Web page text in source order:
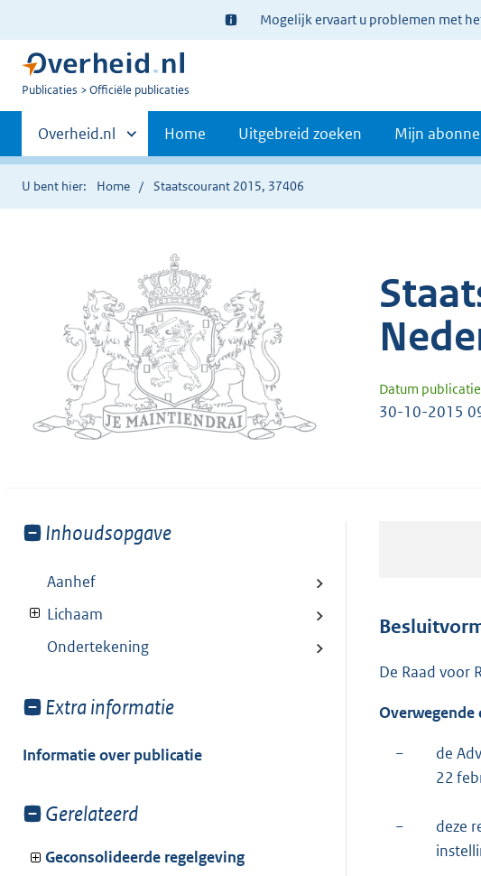
Ter
informatie:
Mogelijk ervaart u problemen met
U
Publicaties Officiële publicaties
Primaire
navigatie
Andere
sites
binnen
Overheid.nl Home Uitgebreid zoeken Mijn
U bent hier: Home Staatscourant 2015, 37406
Datum publicatie
30-10-2015
Toon
van:
Inhoudsopgave
Aanhef
Lichaam
Ondertekening
Toon
van:
Extra informatie
Informatie over publicatie
Toon
van:
Gerelateerd
Geconsolideerde regelgeving
De Raad voor
Overwegende
−
de
22
−
deze